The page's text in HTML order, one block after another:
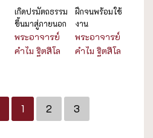
เกิดปรมัตถธรรม
ขึ้นมาสู่ภายนอก
พระอาจารย์
คำไม ฐิตสีโล
ฝึกจนพร้อมใช้
งาน
พระอาจารย์
คำไม ฐิตสีโล
1 2 3